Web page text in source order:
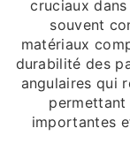
cruciaux
souvent
matériaux
durabilité des
angulaires qui
permettant
importantes